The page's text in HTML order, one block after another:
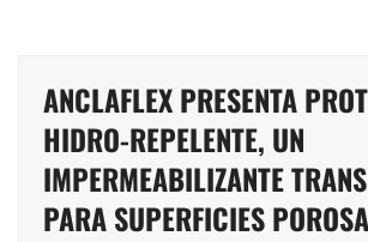
ANCLAFLEX PRESENTA
HIDRO-REPELENTE, UN
IMPERMEABILIZANTE
PARA SUPERFICIES